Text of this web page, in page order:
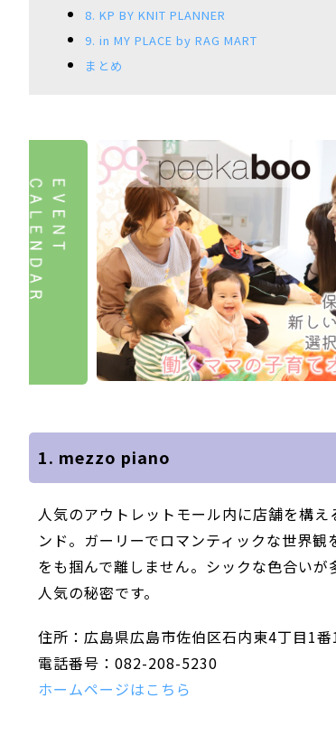
8. KP BY KNIT PLANNER
9. in MY PLACE by RAG MART
まとめ
1. mezzo piano
人気のアウトレットモール内に店舗を構
ンド。ガーリーでロマンティックな世界
をも掴んで離しません。シックな色合い
人気の秘密です。
住所：広島県広島市佐伯区石内東4丁目1
電話番号：082-208-5230
ホームページはこちら